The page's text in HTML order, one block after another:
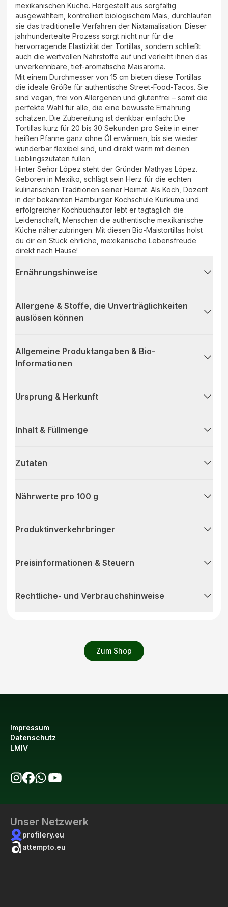
Zum Shop
mexikanischen Küche. Hergestellt aus sorgfältig
ausgewähltem, kontrolliert biologischem Mais, durchlaufen
sie das traditionelle Verfahren der Nixtamalisation. Dieser
jahrhundertealte Prozess sorgt nicht nur für die
hervorragende Elastizität der Tortillas, sondern schließt
auch die wertvollen Nährstoffe auf und verleiht ihnen das
unverkennbare, tief-aromatische Maisaroma.
Mit einem Durchmesser von 15 cm bieten diese Tortillas
die ideale Größe für authentische Street-Food-Tacos. Sie
sind vegan, frei von Allergenen und glutenfrei – somit die
perfekte Wahl für alle, die eine bewusste Ernährung
schätzen. Die Zubereitung ist denkbar einfach: Die
Tortillas kurz für 20 bis 30 Sekunden pro Seite in einer
heißen Pfanne ganz ohne Öl erwärmen, bis sie wieder
wunderbar flexibel sind, und direkt warm mit deinen
Lieblingszutaten füllen.
Hinter Señor López steht der Gründer Mathyas López.
Geboren in Mexiko, schlägt sein Herz für die echten
kulinarischen Traditionen seiner Heimat. Als Koch, Dozent
in der bekannten Hamburger Kochschule Kurkuma und
erfolgreicher Kochbuchautor lebt er tagtäglich die
Leidenschaft, Menschen die authentische mexikanische
Küche näherzubringen. Mit diesen Bio-Maistortillas holst
du dir ein Stück ehrliche, mexikanische Lebensfreude
direkt nach Hause!
Ernährungshinweise
Allergene & Stoffe, die Unverträglichkeiten
auslösen können
Allgemeine Produktangaben & Bio-
Informationen
Ursprung & Herkunft
Inhalt & Füllmenge
Zutaten
Nährwerte pro 100 g
Produktinverkehrbringer
Preisinformationen & Steuern
Rechtliche- und Verbrauchshinweise
Impressum
Datenschutz
LMIV
Unser Netzwerk
profilery.eu
attempto.eu